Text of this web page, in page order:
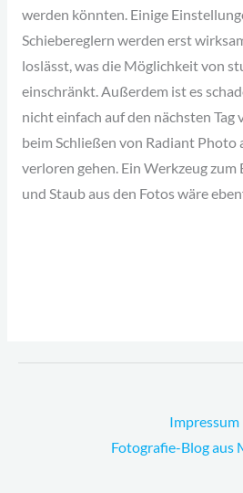
werden könnten. Einige
Schiebereglern werden erst
loslässt, was die Möglichkeit von
einschränkt. Außerdem ist es
nicht einfach auf den nächsten Tag
beim Schließen von Radiant Photo
verloren gehen. Ein Werkzeug zum
und Staub aus den Fotos wäre
Impressum
Fotografie-Blog aus